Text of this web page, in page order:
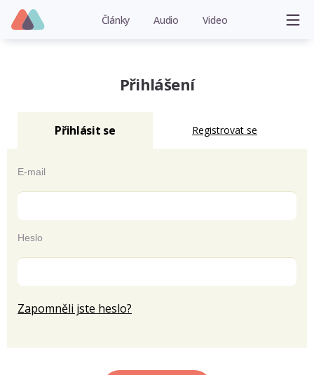
Články Audio Video
Přihlášení
Přihlásit se Registrovat se
E-mail
Heslo
Zapomněli jste heslo?